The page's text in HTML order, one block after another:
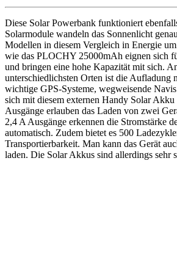
Diese Solar Powerbank funktioniert
Solarmodule wandeln das Sonnenlicht
Modellen in diesem Vergleich in Energie
wie das PLOCHY 25000mAh eignen sich
und bringen eine hohe Kapazität mit sich.
unterschiedlichsten Orten ist die Aufladung
wichtige GPS-Systeme, wegweisende Navis
sich mit diesem externen Handy Solar
Ausgänge erlauben das Laden von zwei
2,4 A Ausgänge erkennen die Stromstärke
automatisch. Zudem bietet es 500
Transportierbarkeit. Man kann das Gerät
laden. Die Solar Akkus sind allerdings sehr